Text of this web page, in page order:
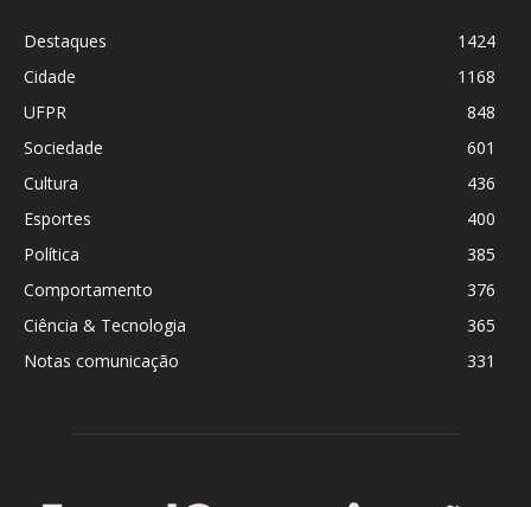
Destaques
1424
Cidade
1168
UFPR
848
Sociedade
601
Cultura
436
Esportes
400
Política
385
Comportamento
376
Ciência & Tecnologia
365
Notas comunicação
331